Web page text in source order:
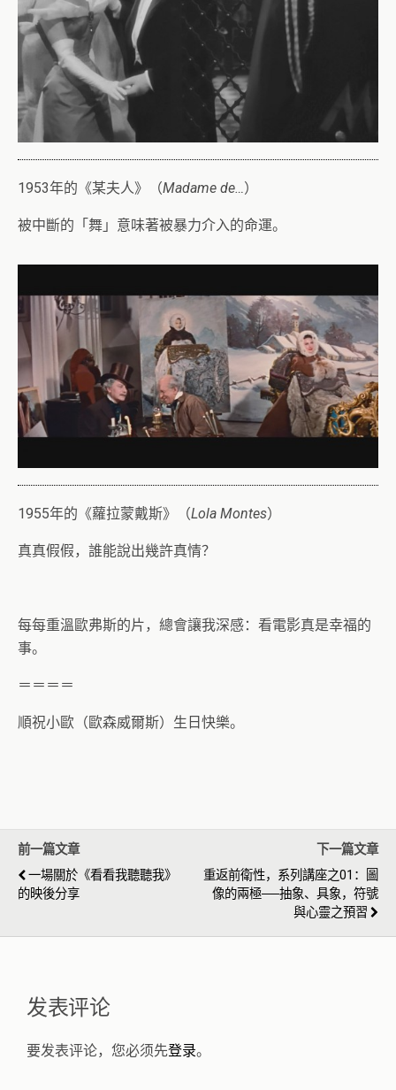
1953年的《某夫人》（Madame de…）
被中斷的「舞」意味著被暴力介入的命運。
1955年的《蘿拉蒙戴斯》（Lola Montes）
真真假假，誰能說出幾許真情？
每每重溫歐弗斯的片，總會讓我深感：看電影真是幸福的
事。
＝＝＝＝
順祝小歐（歐森威爾斯）生日快樂。
前一篇文章
一場關於《看看我聽聽我》
的映後分享
下一篇文章
重返前衛性，系列講座之01：圖
像的兩極──抽象、具象，符號
與心靈之預習
发表评论
要发表评论，您必须先登录。